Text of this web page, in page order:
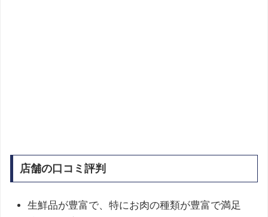
店舗の口コミ評判
生鮮品が豊富で、特にお肉の種類が豊富で満足